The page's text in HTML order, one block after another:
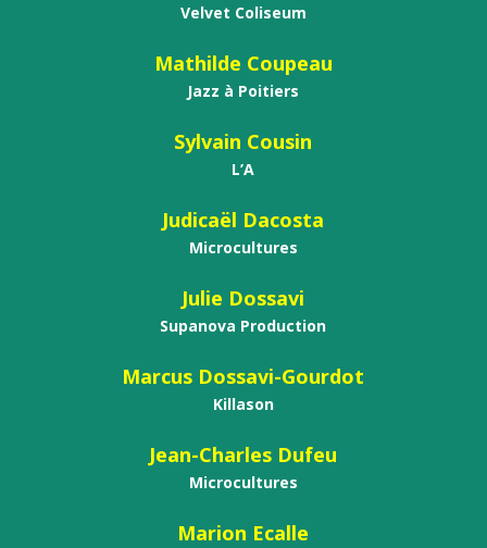
Velvet Coliseum
Mathilde Coupeau
Jazz à Poitiers
Sylvain Cousin
L’A
Judicaël Dacosta
Microcultures
Julie Dossavi
Supanova Production
Marcus Dossavi-Gourdot
Killason
Jean-Charles Dufeu
Microcultures
Marion Ecalle